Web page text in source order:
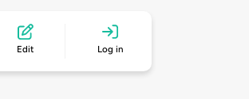
Edit Log in